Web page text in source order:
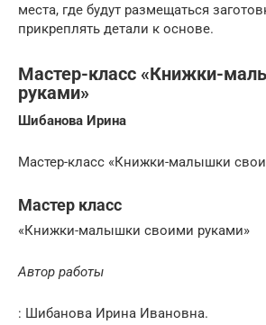
места, где будут размещаться
прикреплять детали к основе.
Мастер-класс «Книжки-
руками»
Шибанова Ирина
Мастер-класс «Книжки-малышки
Мастер класс
«Книжки-малышки своими руками»
Автор работы
: Шибанова Ирина Ивановна.